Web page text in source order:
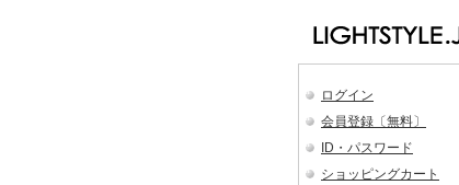
ログイン
会員登録〔無料〕
ID・パスワード
ショッピングカート